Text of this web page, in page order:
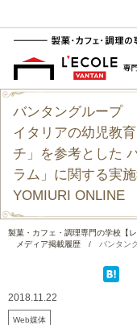
バンタングループ
イタリアの幼児教
チ」を参考とした
ラム」に関する実
YOMIURI ONLINE
製菓・カフェ・調理専門の学校【レ
メディア掲載履歴
/ バンタン
2018.11.22
Web媒体